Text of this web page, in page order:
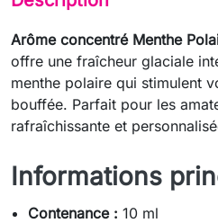
Arôme concentré Menthe
offre une fraîcheur glaciale
menthe polaire qui stimulent
bouffée. Parfait pour les
rafraîchissante et
Informations
Contenance : 10 ml